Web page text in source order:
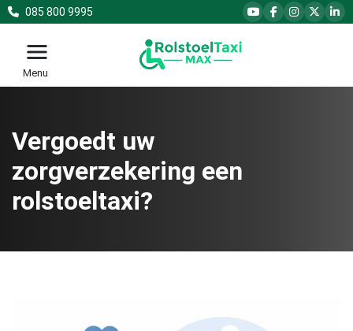
085 800 9995
Menu
Vergoedt uw
zorgverzekering een
rolstoeltaxi?